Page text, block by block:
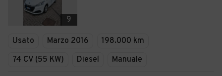
Camper
Veicoli Commerciali
9
Usato Marzo 2016
198.000 km
74 CV (55 KW)
Diesel Manuale